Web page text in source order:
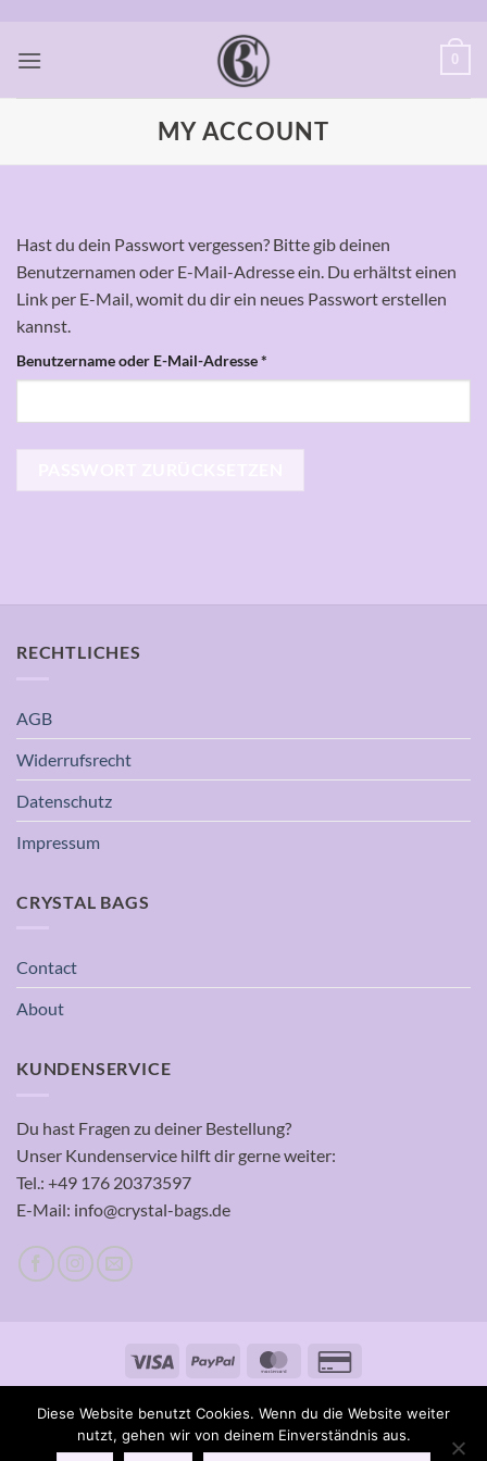
springen
0
MY ACCOUNT
Hast du dein Passwort vergessen? Bitte gib deinen
Benutzernamen oder E-Mail-Adresse ein. Du erhältst einen
Link per E-Mail, womit du dir ein neues Passwort erstellen
kannst.
Benutzername oder E-Mail-Adresse*
RECHTLICHES
AGB
Widerrufsrecht
Datenschutz
Impressum
CRYSTAL BAGS
Contact
About
KUNDENSERVICE
Du hast Fragen zu deiner Bestellung?
Unser Kundenservice hilft dir gerne weiter:
Tel.: +49 176 20373597
E-Mail: info@crystal-bags.de
Visa PayPal MasterCard
Card
2
VERTRAG WIDERRUFEN
Diese Website benutzt Cookies. Wenn du die Website weiter
nutzt, gehen wir von deinem Einverständnis aus.